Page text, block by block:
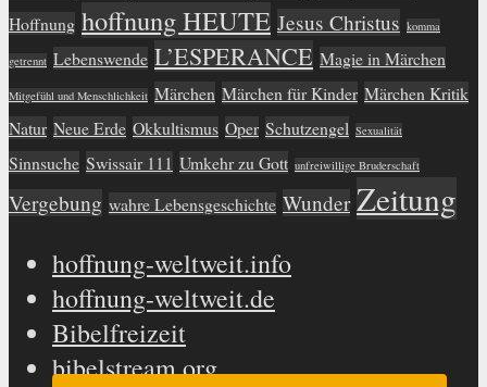
Hoffnung hoffnung HEUTE Jesus Christus komma
getrennt Lebenswende L’ESPERANCE Magie in Märchen
Mitgefühl und Menschlichkeit Märchen Märchen für Kinder Märchen Kritik
Natur Neue Erde Okkultismus Oper Schutzengel Sexualität
Sinnsuche Swissair 111 Umkehr zu Gott unfreiwillige Bruderschaft
Vergebung wahre Lebensgeschichte Wunder Zeitung
hoffnung-weltweit.info
hoffnung-weltweit.de
Bibelfreizeit
bibelstream.org